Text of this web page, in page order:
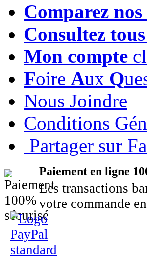
Comparez
Consultez
Mon compte
Foire Aux Q
Nous Joindre
Conditions
Partager sur
Paiement en ligne
Les transactions
votre commande